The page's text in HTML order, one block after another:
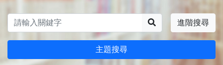
進階搜尋
主題搜尋